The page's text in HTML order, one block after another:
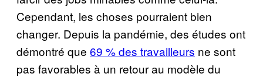
Cependant, les choses pourraient bien
changer. Depuis la pandémie, des études ont
démontré que 69 % des travailleurs ne sont
pas favorables à un retour au modèle du